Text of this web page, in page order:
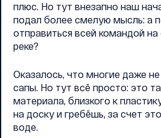
плюс. Но тут внезапно наш
подал более смелую мысль: а
отправиться всей командой на
реке?
Оказалось, что многие даже не
сапы. Но тут всё просто: это
материала, близкого к
на доску и гребёшь, за счет
воде.